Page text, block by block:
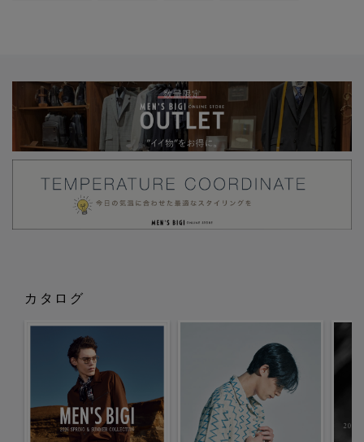
カタログ